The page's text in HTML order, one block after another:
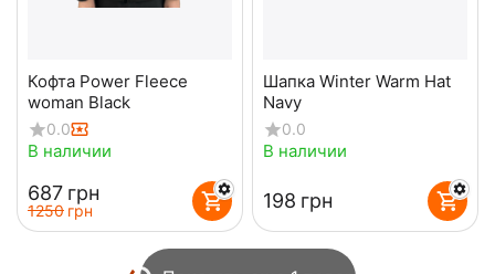
Кофта Power Fleece
woman Black
0.0
В наличии
‍687‍ грн
‍1250‍ грн
Шапка Winter Warm Hat
Navy
0.0
В наличии
‍198‍ грн